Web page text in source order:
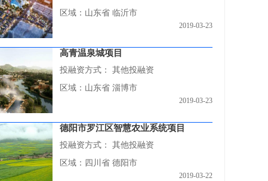
区域：山东省 临沂市
2019-03-23
高青温泉城项目
投融资方式：
其他投融资
区域：山东省 淄博市
2019-03-23
德阳市罗江区智慧农业系统项目
投融资方式：
其他投融资
区域：四川省 德阳市
2019-03-22